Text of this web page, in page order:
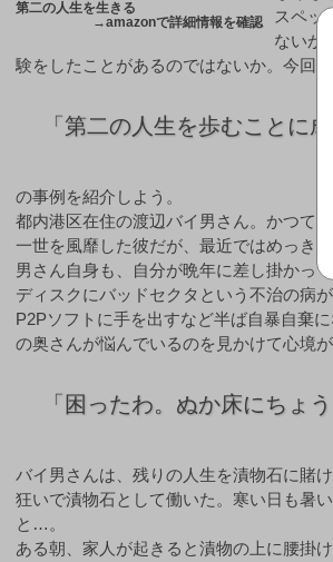
第二の人生を生きる
→amazonで詳細情報を確認
スペッ
ないか
験をしたことがあるのではないか。今回は
「 第二の人生を歩むことに成
の事例を紹介しよう。
都内港区在住の渡辺バイ男さん。かつて
一世を風靡した彼だが、最近ではめっき
男さん自身も、自分が晩年に差し掛かっ
ディスクにバッドセクタという不治の病
P2Pソフトに手を出すなど半ば自暴自棄
の奥さんが悩んでいるのを見かけて心境が
「 困ったわ。ぬか床にちょ
バイ男さんは、残りの人生を漬物石に賭
狂いで漬物石として働いた。寒い日も暑
と…。
ある朝、家人が起きると漬物の上に腰掛